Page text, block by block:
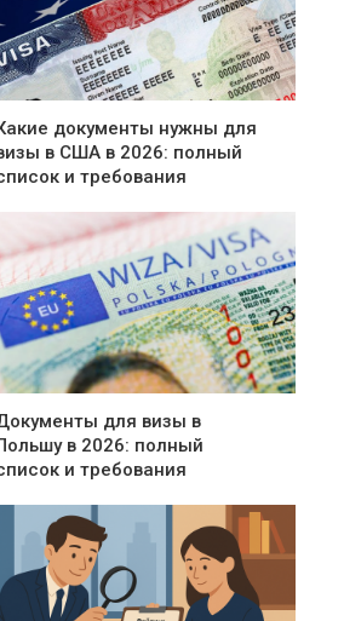
документы нужны для
в США в 2026: полный
и требования
для визы в
в 2026: полный
и требования